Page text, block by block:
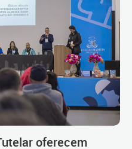
oferecem